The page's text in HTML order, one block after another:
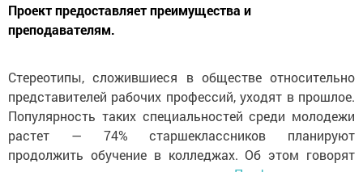
Проект предоставляет преимущества и
преподавателям.
Стереотипы, сложившиеся в обществе относительно
представителей рабочих профессий, уходят в прошлое.
Популярность таких специальностей среди молодежи
растет — 74% старшеклассников планируют
продолжить обучение в колледжах. Об этом говорят